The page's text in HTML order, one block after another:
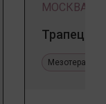
МОСКВА
Трапеция
Мезотерапия